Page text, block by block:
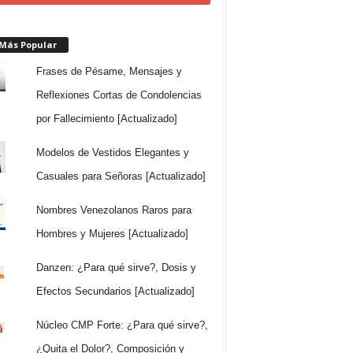
Popular
Frases de Pésame, Mensajes y
Reflexiones Cortas de Condolencias
por Fallecimiento [Actualizado]
Modelos de Vestidos Elegantes y
Casuales para Señoras [Actualizado]
Nombres Venezolanos Raros para
Hombres y Mujeres [Actualizado]
Danzen: ¿Para qué sirve?, Dosis y
Efectos Secundarios [Actualizado]
Núcleo CMP Forte: ¿Para qué sirve?,
¿Quita el Dolor?, Composición y